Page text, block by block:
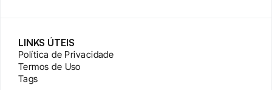
LINKS ÚTEIS
Política de Privacidade
Termos de Uso
Tags